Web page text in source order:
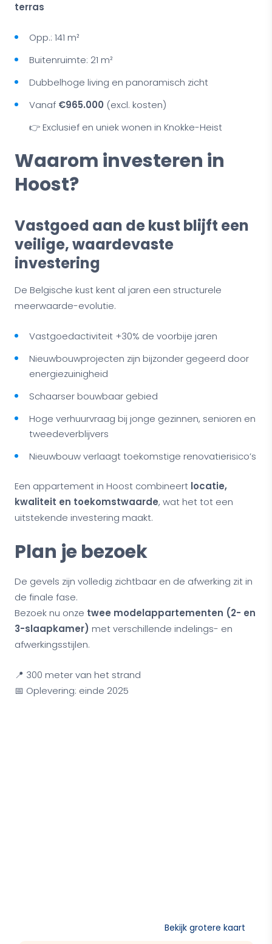
terras
Opp.: 141 m²
Buitenruimte: 21 m²
Dubbelhoge living en panoramisch zicht
Vanaf €965.000 (excl. kosten)
👉 Exclusief en uniek wonen in Knokke-Heist
Waarom investeren in
Hoost?
Vastgoed aan de kust blijft een
veilige, waardevaste
investering
De Belgische kust kent al jaren een structurele
meerwaarde-evolutie.
Vastgoedactiviteit +30% de voorbije jaren
Nieuwbouwprojecten zijn bijzonder gegeerd door
energiezuinigheid
Schaarser bouwbaar gebied
Hoge verhuurvraag bij jonge gezinnen, senioren en
tweedeverblijvers
Nieuwbouw verlaagt toekomstige renovatierisico’s
Een appartement in Hoost combineert locatie,
kwaliteit en toekomstwaarde, wat het tot een
uitstekende investering maakt.
Plan je bezoek
De gevels zijn volledig zichtbaar en de afwerking zit in
de finale fase.
Bezoek nu onze twee modelappartementen (2- en
3-slaapkamer) met verschillende indelings- en
afwerkingsstijlen.
📍 300 meter van het strand
📅 Oplevering: einde 2025
Bekijk grotere kaart